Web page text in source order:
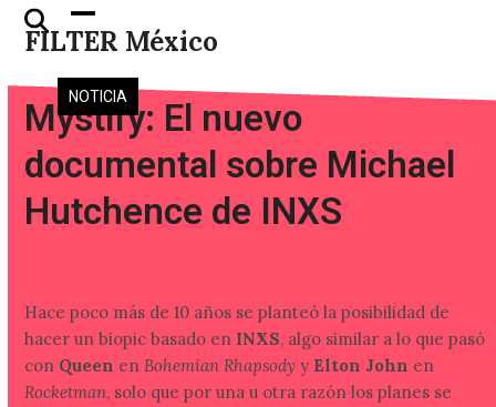
Skip
FILTER México
Open
mobile
menu
Close
mobile
menu
NOTICIA
Mystify: El nuevo
documental sobre Michael
Hutchence de INXS
Hace poco más de 10 años se planteó la posibilidad de
hacer un biopic basado en INXS, algo similar a lo que pasó
con Queen enBohemian Rhapsody y Elton John en
Rocketman, solo que por una u otra razón los planes se